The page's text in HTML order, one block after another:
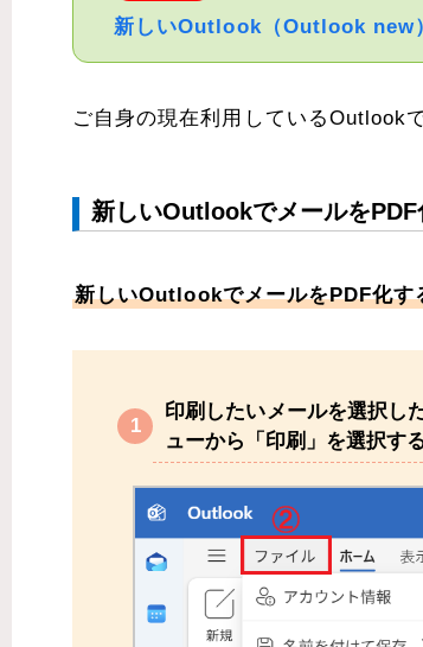
新しいOutlook（Outlook new
ご自身の現在利用しているOutlook
新しいOutlookでメールをPDF
新しいOutlookでメールをPDF化す
印刷したいメールを選択し
ューから「印刷」を選択す